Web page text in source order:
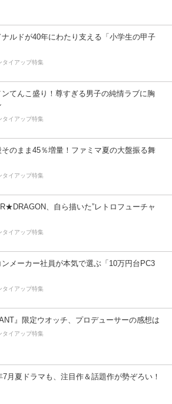
ナルドが40年にわたり支える「小学生の甲子
タイアップ特集
ンてんこ盛り！尊すぎる男子の純情ラブに胸
タイアップ特集
そのまま45％増量！ファミマ夏の大盤振る舞
タイアップ特集
、自ら描いた”レトロフューチャ
タイアップ特集
メーカー社員が本気で選ぶ「10万円台PC3
タイアップ特集
』限定ウオッチ、プロデューサーの感想は
タイアップ特集
7月夏ドラマも、注目作＆話題作が勢ぞろい！